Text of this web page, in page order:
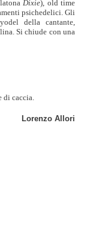
Dixie), old time
psichedelici. Gli
della cantante,
Si chiude con una
caccia.
Lorenzo Allori